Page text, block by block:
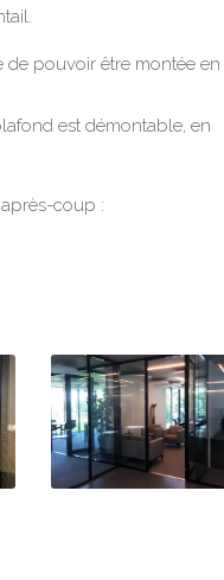
de pouvoir être montée
est démontable, en
coup :